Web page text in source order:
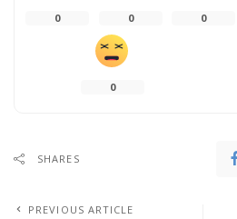
0 0 0
0
SHARES
PREVIOUS ARTICLE